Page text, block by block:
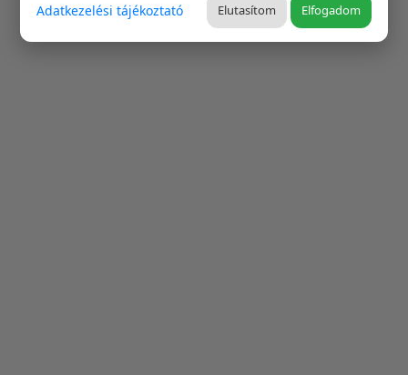
Adatkezelési tájékoztató Elutasítom Elfogadom